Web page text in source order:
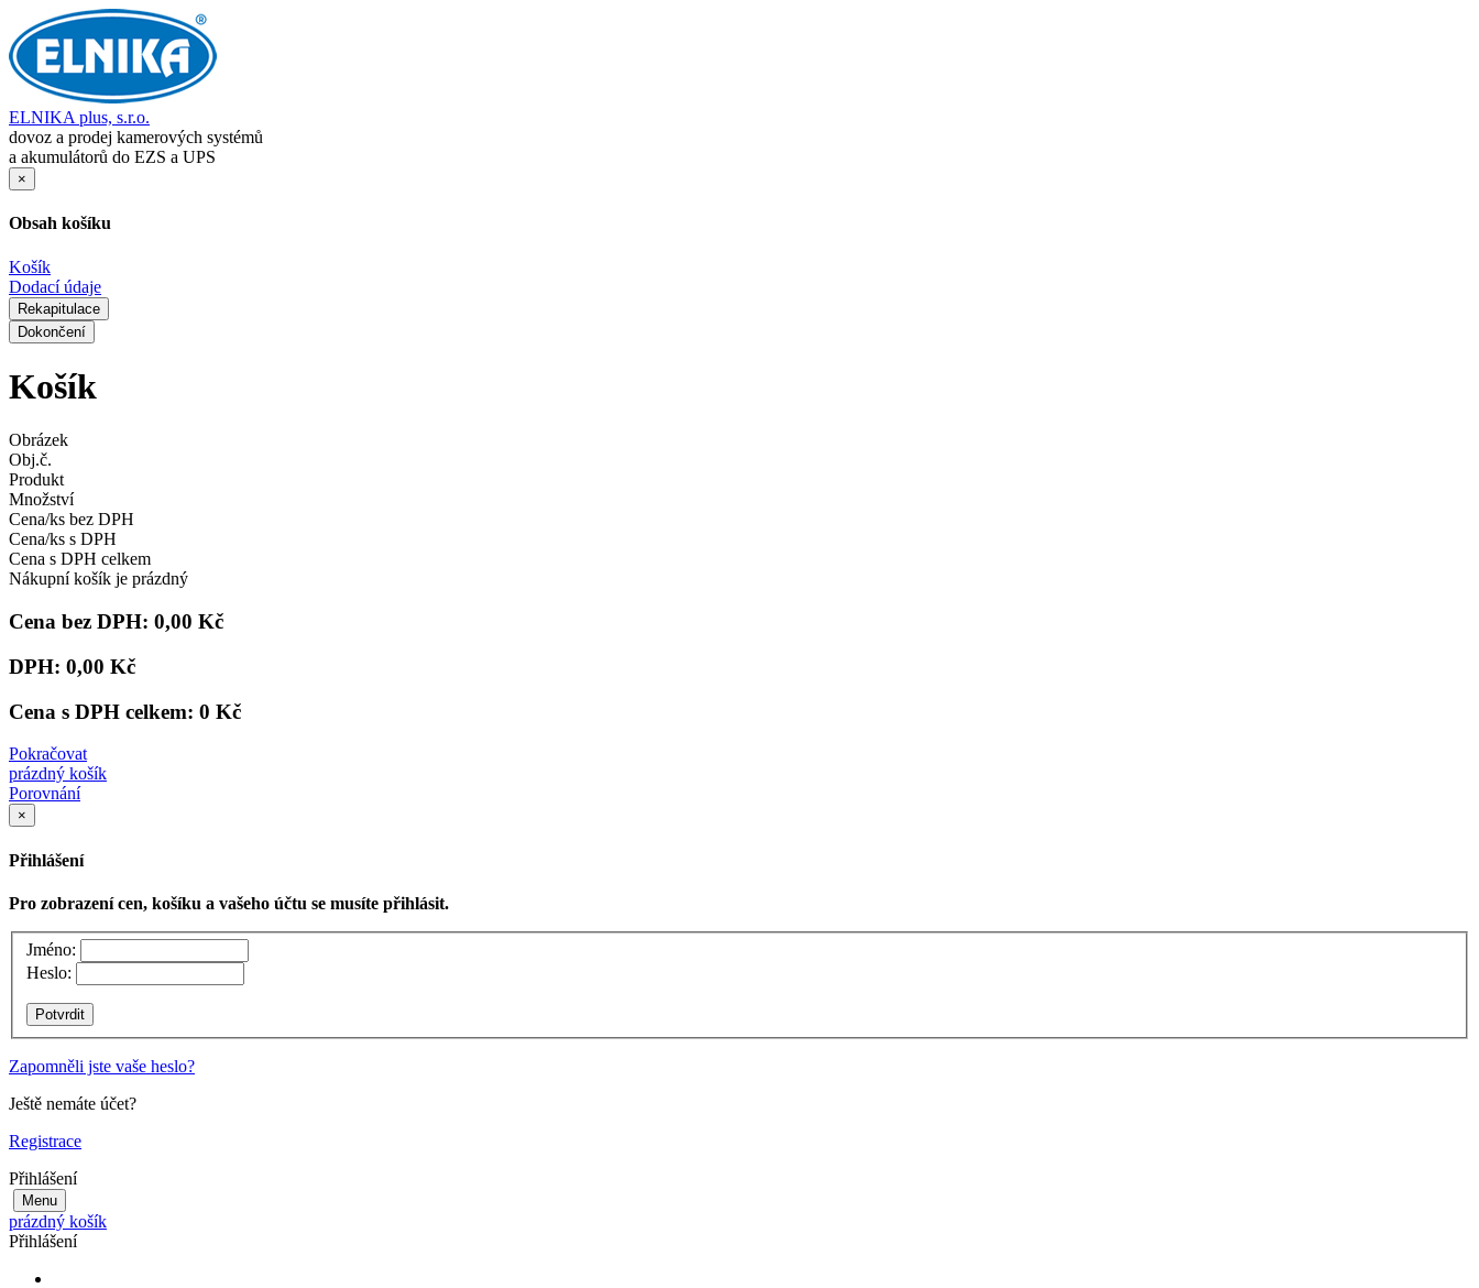
ELNIKA plus, s.r.o.
dovoz a prodej kamerových systémů
a akumulátorů do EZS a UPS
×
Obsah košíku
Košík
Dodací údaje
Rekapitulace
Dokončení
Košík
Obrázek
Obj.č.
Produkt
Množství
Cena/ks bez DPH
Cena/ks s DPH
Cena s DPH celkem
Nákupní košík je prázdný
Cena bez DPH: 0,00 Kč
DPH: 0,00 Kč
Cena s DPH celkem: 0 Kč
Pokračovat
prázdný košík
Porovnání
×
Přihlášení
Pro zobrazení cen, košíku a vašeho účtu se musíte přihlásit.
Jméno:
Heslo:
Zapomněli jste vaše heslo?
Ještě nemáte účet?
Registrace
Přihlášení
Menu
prázdný košík
Přihlášení